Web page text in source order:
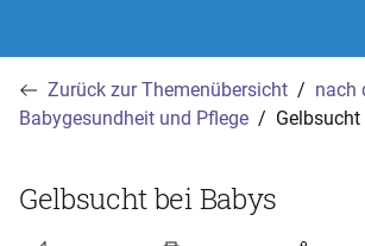
Zurück zur Themenübersicht
nach
Babygesundheit und Pflege
Gelbsucht bei Babys
Artikel hören